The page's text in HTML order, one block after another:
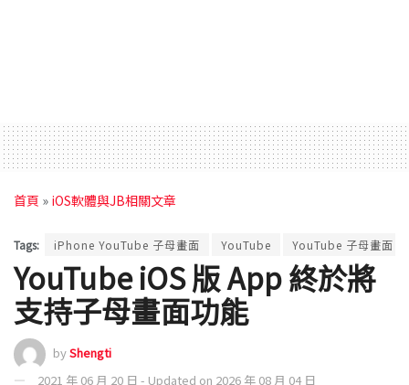
首頁 » iOS軟體與JB相關文章
Tags: iPhone YouTube 子母畫面 YouTube YouTube 子母畫面
YouTube iOS 版 App 終於將
支持子母畫面功能
byShengti
2021 年 06 月 20 日 - Updated on 2026 年 08 月 04 日